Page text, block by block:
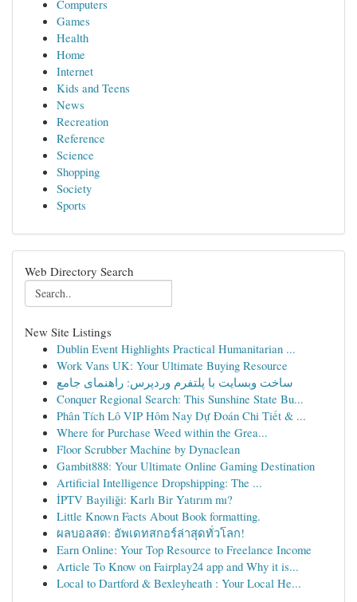
Computers
Games
Health
Home
Internet
Kids and Teens
News
Recreation
Reference
Science
Shopping
Society
Sports
Web Directory Search
New Site Listings
Dublin Event Highlights Practical Humanitarian ...
Work Vans UK: Your Ultimate Buying Resource
ساخت وبسایت با پلتفرم وردپرس: راهنمای جامع
Conquer Regional Search: This Sunshine State Bu...
Phân Tích Lô VIP Hôm Nay Dự Đoán Chi Tiết & ...
Where for Purchase Weed within the Grea...
Floor Scrubber Machine by Dynaclean
Gambit888: Your Ultimate Online Gaming Destination
Artificial Intelligence Dropshipping: The ...
İPTV Bayiliği: Karlı Bir Yatırım mı?
Little Known Facts About Book formatting.
ผลบอลสด: อัพเดทสกอร์ล่าสุดทั่วโลก!
Earn Online: Your Top Resource to Freelance Income
Article To Know on Fairplay24 app and Why it is...
Local to Dartford & Bexleyheath : Your Local He...